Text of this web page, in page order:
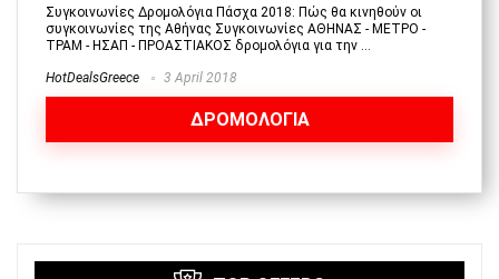
Συγκοινωνίες Δρομολόγια Πάσχα 2018: Πώς θα κινηθούν οι
συγκοινωνίες της Αθήνας Συγκοινωνίες ΑΘΗΝΑΣ - ΜΕΤΡΟ -
ΤΡΑΜ - ΗΣΑΠ - ΠΡΟΑΣΤΙΑΚΟΣ δρομολόγια για την ...
HotDealsGreece 3 April 2018
ΔΡΟΜΟΛΟΓΙΑ